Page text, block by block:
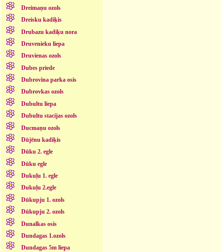
Dreimaņu ozols
Dreisku kadiķis
Drubazu kadiķu nora
Druvenieku liepa
Druvienas ozols
Dubes priede
Dubrovina parka osis
Dubrovkas ozols
Dubultu liepa
Dubultu stacijas ozols
Ducmaņu ozols
Dūjēnu kadiķis
Dūku 2. egle
Dūku egle
Dukuļu 1. egle
Dukuļu 2.egle
Dūkupju 1. ozols
Dūkupju 2. ozols
Dunalkas osis
Dundagas 1.ozols
Dundagas 5m liepa